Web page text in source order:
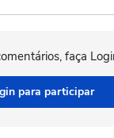
faça
para participar